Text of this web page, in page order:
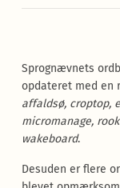
Sprognævnets
opdateret med en
affaldsø, croptop,
micromanage,
wakeboard.
Desuden er flere